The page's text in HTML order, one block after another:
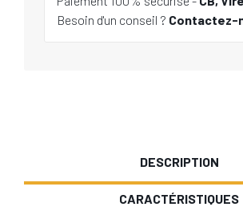
Besoin d'un conseil ? Contactez-
DESCRIPTION
CARACTÉRISTIQUES